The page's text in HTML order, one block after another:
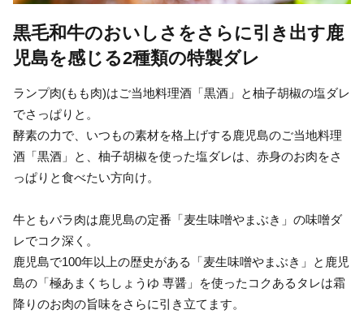
黒毛和牛のおいしさをさらに引き出す鹿
児島を感じる2種類の特製ダレ
ランプ肉(もも肉)はご当地料理酒「黒酒」と柚子胡椒の塩ダレ
でさっぱりと。
酵素の力で、いつもの素材を格上げする鹿児島のご当地料理
酒「黒酒」と、柚子胡椒を使った塩ダレは、赤身のお肉をさ
っぱりと食べたい方向け。
牛ともバラ肉は鹿児島の定番「麦生味噌やまぶき」の味噌ダ
レでコク深く。
鹿児島で100年以上の歴史がある「麦生味噌やまぶき」と鹿児
島の「極あまくちしょうゆ 専醤」を使ったコクあるタレは霜
降りのお肉の旨味をさらに引き立てます。